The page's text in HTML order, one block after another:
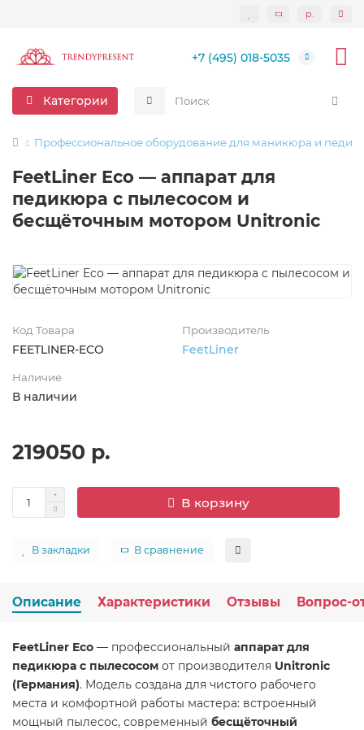
р.
+7 (495) 018-5035
Категории
Профессиональное оборудование для маникюра и
FeetLiner Eco — аппарат для
педикюра с пылесосом и
бесщёточным мотором Unitronic
Код Товара
FEETLINER-ECO
Производитель
FeetLiner
Наличие
В наличии
219050 р.
В корзину
В закладки В сравнение
Описание Характеристики Отзывы Вопрос-
FeetLiner Eco — профессиональный аппарат для
педикюра с пылесосом от производителя Unitronic
(Германия). Модель создана для чистого рабочего
места и комфортной работы мастера: встроенный
мощный пылесос, современный бесщёточный